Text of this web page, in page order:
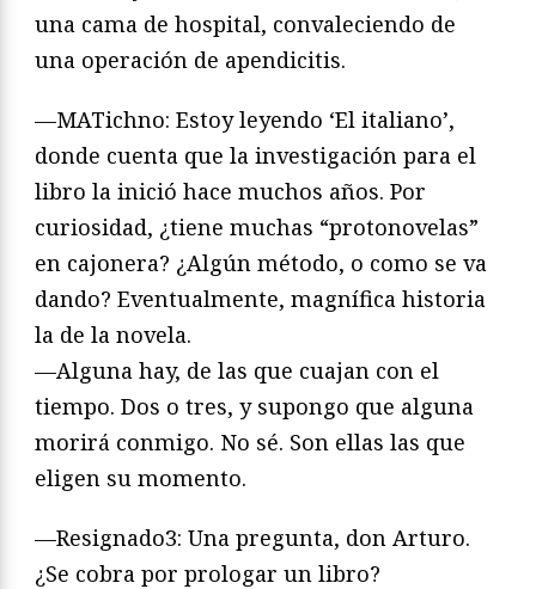
una cama de hospital, convaleciendo de
una operación de apendicitis.
—MATichno: Estoy leyendo ‘El italiano’,
donde cuenta que la investigación para el
libro la inició hace muchos años. Por
curiosidad, ¿tiene muchas “protonovelas”
en cajonera? ¿Algún método, o como se va
dando? Eventualmente, magnífica historia
la de la novela.
—Alguna hay, de las que cuajan con el
tiempo. Dos o tres, y supongo que alguna
morirá conmigo. No sé. Son ellas las que
eligen su momento.
—Resignado3: Una pregunta, don Arturo.
¿Se cobra por prologar un libro?